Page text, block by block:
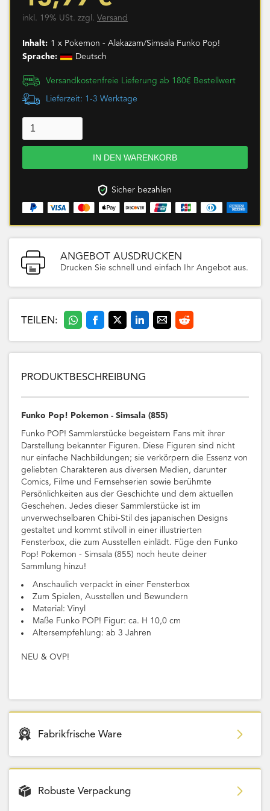
inkl. 19% USt. zzgl. Versand
Inhalt: 1 x Pokemon - Alakazam/Simsala Funko Pop!
Sprache:
Deutsch
Versandkostenfreie Lieferung ab 180€ Bestellwert
Lieferzeit: 1-3 Werktage
Sicher bezahlen
ANGEBOT AUSDRUCKEN
Drucken Sie schnell und einfach Ihr Angebot aus.
TEILEN:
PRODUKTBESCHREIBUNG
Funko Pop! Pokemon - Simsala (855)
Funko POP! Sammlerstücke begeistern Fans mit ihrer
Darstellung bekannter Figuren. Diese Figuren sind nicht
nur einfache Nachbildungen; sie verkörpern die Essenz von
geliebten Charakteren aus diversen Medien, darunter
Comics, Filme und Fernsehserien sowie berühmte
Persönlichkeiten aus der Geschichte und dem aktuellen
Geschehen. Jedes dieser Sammlerstücke ist im
unverwechselbaren Chibi-Stil des japanischen Designs
gestaltet und kommt stilvoll in einer illustrierten
Fensterbox, die zum Ausstellen einlädt. Füge den Funko
Pop! Pokemon - Simsala (855) noch heute deiner
Sammlung hinzu!
Anschaulich verpackt in einer Fensterbox
Zum Spielen, Ausstellen und Bewundern
Material: Vinyl
Maße Funko POP! Figur: ca. H 10,0 cm
Altersempfehlung: ab 3 Jahren
NEU & OVP!
Fabrikfrische Ware
Robuste Verpackung